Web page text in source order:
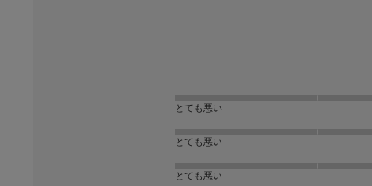
とても悪い
とても悪い
とても悪い